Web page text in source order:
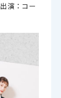
演：コー